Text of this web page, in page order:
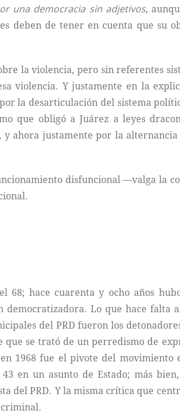
una democracia sin adjetivos,
deben de tener en cuenta que su
la violencia, pero sin referentes
violencia. Y justamente en la
la desarticulación del sistema
que obligó a Juárez a leyes
ahora justamente por la
disfuncional —valga la
hace cuarenta y ocho años
Lo que hace falta
del PRD fueron los
se trató de un perredismo de
1968 fue el pivote del movimiento
en un asunto de Estado; más
del PRD. Y la misma crítica que
criminal.